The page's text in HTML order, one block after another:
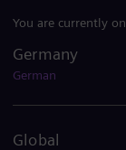
You are currently on
Germany
German
Global